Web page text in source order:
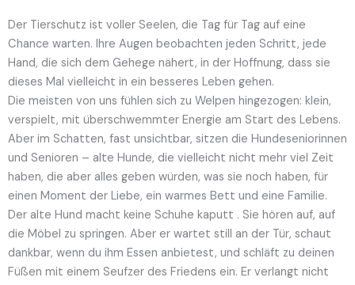
Der Tierschutz ist voller Seelen, die Tag für Tag auf eine
Chance warten. Ihre Augen beobachten jeden Schritt, jede
Hand, die sich dem Gehege nähert, in der Hoffnung, dass sie
dieses Mal vielleicht in ein besseres Leben gehen.
Die meisten von uns fühlen sich zu Welpen hingezogen: klein,
verspielt, mit überschwemmter Energie am Start des Lebens.
Aber im Schatten, fast unsichtbar, sitzen die Hundeseniorinnen
und Senioren – alte Hunde, die vielleicht nicht mehr viel Zeit
haben, die aber alles geben würden, was sie noch haben, für
einen Moment der Liebe, ein warmes Bett und eine Familie.
Der alte Hund macht keine Schuhe kaputt . Sie hören auf, auf
die Möbel zu springen. Aber er wartet still an der Tür, schaut
dankbar, wenn du ihm Essen anbietest, und schläft zu deinen
Füßen mit einem Seufzer des Friedens ein. Er verlangt nicht